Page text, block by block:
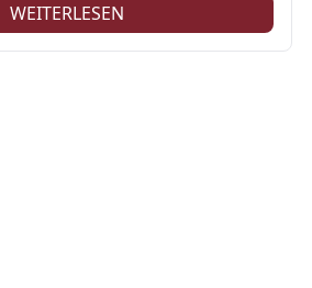
WEITERLESEN